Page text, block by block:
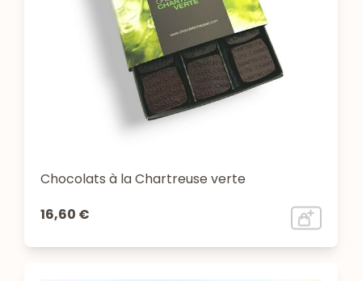
Chocolats à la Chartreuse verte
16,60 €